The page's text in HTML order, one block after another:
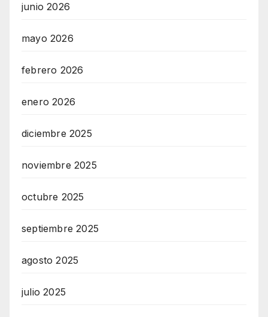
junio 2026
mayo 2026
febrero 2026
enero 2026
diciembre 2025
noviembre 2025
octubre 2025
septiembre 2025
agosto 2025
julio 2025